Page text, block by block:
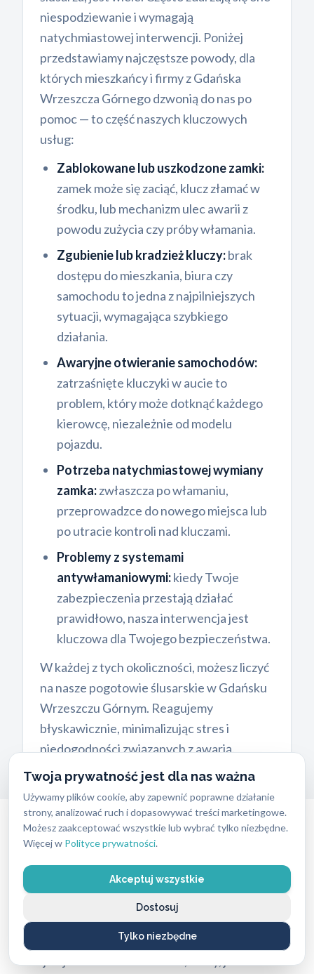
Twoja prywatność jest dla nas ważna
Używamy plików cookie, aby zapewnić poprawne działanie
strony, analizować ruch i dopasowywać treści marketingowe.
Możesz zaakceptować wszystkie lub wybrać tylko niezbędne.
Więcej w Polityce prywatności.
Akceptuj wszystkie
Tylko niezbędne
Dostosuj
niespodziewanie i wymagają
natychmiastowej interwencji. Poniżej
przedstawiamy najczęstsze powody, dla
których mieszkańcy i firmy z Gdańska
Wrzeszcza Górnego dzwonią do nas po
pomoc — to część naszych kluczowych
usług:
Zablokowane lub uszkodzone zamki:
zamek może się zaciąć, klucz złamać w
środku, lub mechanizm ulec awarii z
powodu zużycia czy próby włamania.
Zgubienie lub kradzież kluczy:brak
dostępu do mieszkania, biura czy
samochodu to jedna z najpilniejszych
sytuacji, wymagająca szybkiego
działania.
Awaryjne otwieranie samochodów:
zatrzaśnięte kluczyki w aucie to
problem, który może dotknąć każdego
kierowcę, niezależnie od modelu
pojazdu.
Potrzeba natychmiastowej wymiany
zamka:zwłaszcza po włamaniu,
przeprowadzce do nowego miejsca lub
po utracie kontroli nad kluczami.
Problemy z systemami
antywłamaniowymi:kiedy Twoje
zabezpieczenia przestają działać
prawidłowo, nasza interwencja jest
kluczowa dla Twojego bezpieczeństwa.
W każdej z tych okoliczności, możesz liczyć
na nasze pogotowie ślusarskie w Gdańsku
Wrzeszczu Górnym. Reagujemy
błyskawicznie, minimalizując stres i
niedogodności związanych z awarią.
Awaryjne otwieranie drzwi –Gdańsk
Wrzeszcz Górny
Utracone klucze, zatrzaśnięte drzwi, zepsuty
zamek – to sytuacje, które mogą skutecznie
pokrzyżować plany i wywołać niemały stres.
Nasza usługa awaryjnego otwierania drzwi